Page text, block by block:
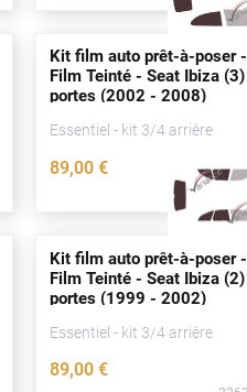
Kit film auto prêt-à-poser -
Film Teinté - Seat Ibiza
portes(2002 - 2008)
Essentiel - kit 3/4 arrière
89,00 €
Kit film auto prêt-à-poser -
Film Teinté - Seat Ibiza
portes(1999 - 2002)
Essentiel - kit 3/4 arrière
89,00 €